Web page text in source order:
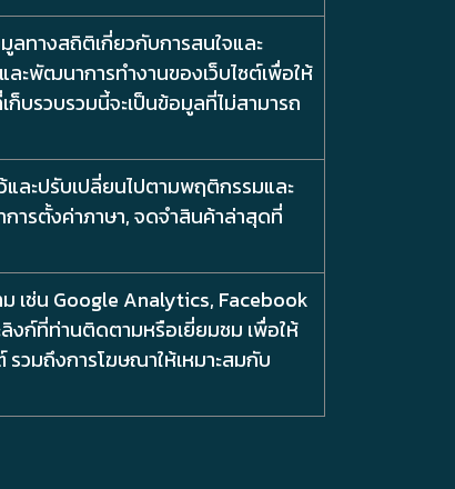
ลทางสถิติเกี่ยวกับการสนใจและ
ะพัฒนาการทำงานของเว็บไซต์เพื่อให้
บรวบรวมนี้จะเป็นข้อมูลที่ไม่สามารถ
และปรับเปลี่ยนไปตามพฤติกรรมและ
ารตั้งค่าภาษา, จดจำสินค้าล่าสุดที่
เช่น Google Analytics, Facebook
ลิงก์ที่ท่านติดตามหรือเยี่ยมชม เพื่อให้
รวมถึงการโฆษณาให้เหมาะสมกับ